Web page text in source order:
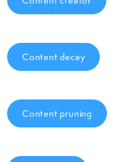
Content decay
Content pruning